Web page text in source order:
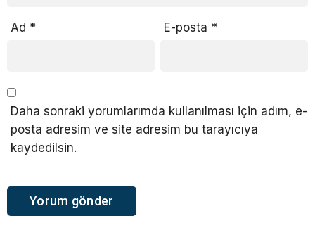
Ad * E-posta *
Daha sonraki yorumlarımda kullanılması için adım, e-
posta adresim ve site adresim bu tarayıcıya
kaydedilsin.